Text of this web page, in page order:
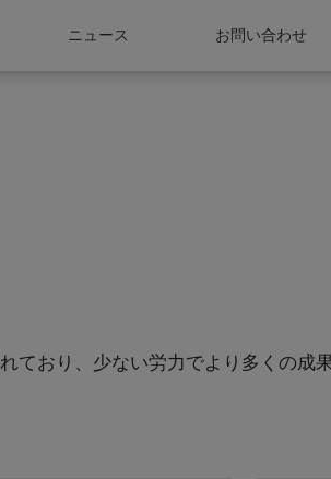
ニュース お問い合わせ
ており、少ない労力でより多くの成